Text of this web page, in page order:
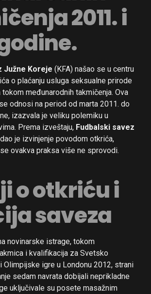
2011. i
Južne Koreje (KFA) našao se u centru
o plaćanju usluga seksualne prirode
međunarodnih takmičenja. Ova
odnosi na period od marta 2011. do
izazvala je veliku polemiku u
Prema izveštaju, Fudbalski savez
je izvinjenje povodom otkrića,
ovakva praksa više ne sprovodi.
o otkriću i
saveza
novinarske istrage, tokom
i kvalifikacija za Svetsko
Olimpijske igre u Londonu 2012, strani
sedam navrata dobijali neprikladne
uključivale su posete masažnim